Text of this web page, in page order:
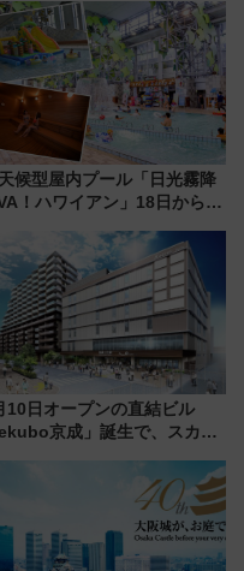
にそうにゃん＆DB.スター
が登場
候型屋内プール「日光霧降
！ハワイアン」18日から営
ミリーから大人まで幅広い世
一日中楽しる夏のリゾート
楽しんで
10日オープンの直結ビル
ekubo京成」誕生で、スカイ
鎌ヶ谷はどう変わる？ 全テナ